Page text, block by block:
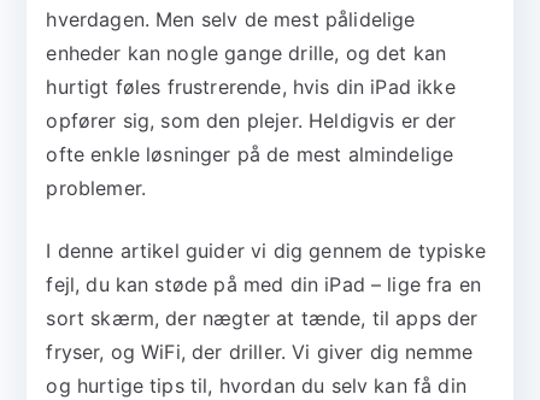
hverdagen. Men selv de mest pålidelige
enheder kan nogle gange drille, og det kan
hurtigt føles frustrerende, hvis din iPad ikke
opfører sig, som den plejer. Heldigvis er der
ofte enkle løsninger på de mest almindelige
problemer.
I denne artikel guider vi dig gennem de typiske
fejl, du kan støde på med din iPad – lige fra en
sort skærm, der nægter at tænde, til apps der
fryser, og WiFi, der driller. Vi giver dig nemme
og hurtige tips til, hvordan du selv kan få din